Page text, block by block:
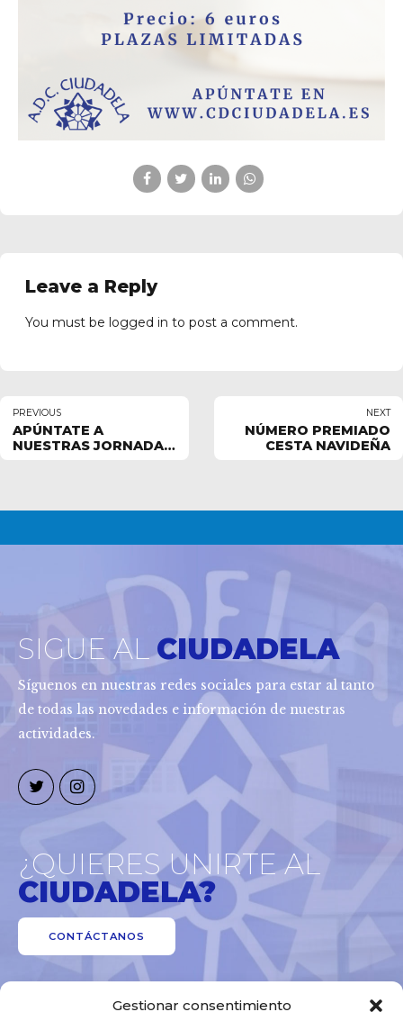
Gestionar consentimiento
Leave a Reply
You must be logged in to post a comment.
PREVIOUS
APÚNTATE A
NUESTRAS JORNADAS
NEXT
NÚMERO PREMIADO
CESTA NAVIDEÑA
SIGUE ALCIUDADELA
Síguenos en nuestras redes sociales para estar al tanto
de todas las novedades e información de nuestras
actividades.
¿QUIERES UNIRTE AL
CIUDADELA?
CONTÁCTANOS